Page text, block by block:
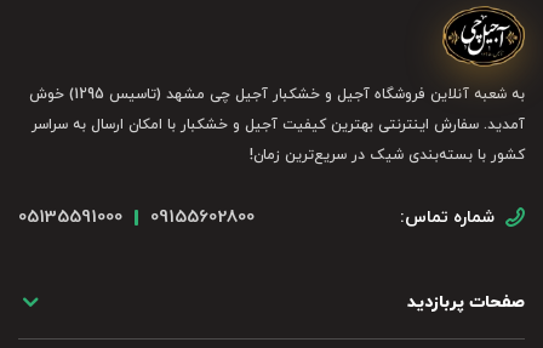
به شعبه آنلاین فروشگاه آجیل و خشکبار آجیل چی مشهد (تاسیس 1295) خوش
آمدید. سفارش اینترنتی بهترین کیفیت آجیل و خشکبار با امکان ارسال به سراسر
کشور با بسته‌بندی شیک در سریع‌ترین زمان!
شماره تماس: 09155602800
05135591000
صفحات پربازدید